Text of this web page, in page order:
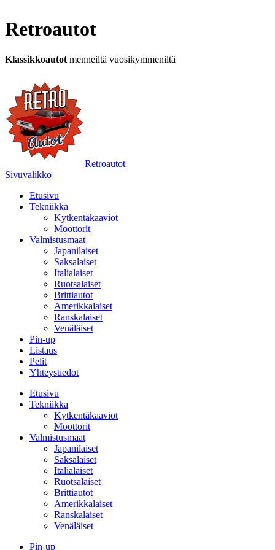
Retroautot
Klassikkoautot menneiltä vuosikymmeniltä
Retroautot
Sivuvalikko
Etusivu
Tekniikka
Kytkentäkaaviot
Moottorit
Valmistusmaat
Japanilaiset
Saksalaiset
Italialaiset
Ruotsalaiset
Brittiautot
Amerikkalaiset
Ranskalaiset
Venäläiset
Pin-up
Listaus
Pelit
Yhteystiedot
Etusivu
Tekniikka
Kytkentäkaaviot
Moottorit
Valmistusmaat
Japanilaiset
Saksalaiset
Italialaiset
Ruotsalaiset
Brittiautot
Amerikkalaiset
Ranskalaiset
Venäläiset
Pin-up